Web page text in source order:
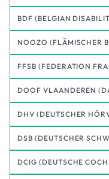
BDF (BELGIAN
NOOZO (FLÄMISCHER
FFSB (FEDERATION
DOOF VLAANDEREN
DHV (DEUTSCHER
DSB (DEUTSCHER
DCIG (DEUTSCHE